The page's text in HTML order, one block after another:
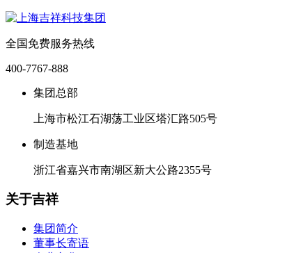
全国免费服务热线
400-7767-888
集团总部
上海市松江石湖荡工业区塔汇路505号
制造基地
浙江省嘉兴市南湖区新大公路2355号
关于吉祥
集团简介
董事长寄语